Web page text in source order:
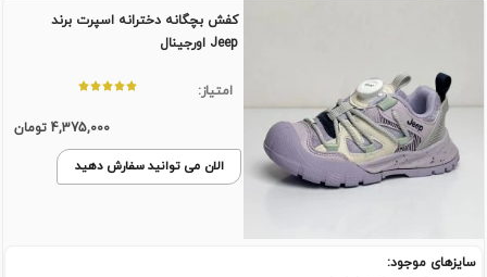
کفش بچگانه دخترانه اسپرت برند
Jeep اورجینال
امتیاز:
4,375,000 تومان
الان می توانید سفارش دهید
سایزهای موجود: